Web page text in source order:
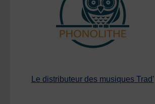
Le distributeur des musiques Trad'